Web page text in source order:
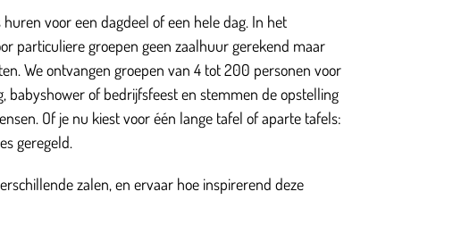
voor een dagdeel of een hele dag. In het
particuliere groepen geen zaalhuur gerekend maar
We ontvangen groepen van 4 tot 200 personen voor
babyshower of bedrijfsfeest en stemmen de opstelling
Of je nu kiest voor één lange tafel of aparte tafels:
geregeld.
zalen, en ervaar hoe inspirerend deze